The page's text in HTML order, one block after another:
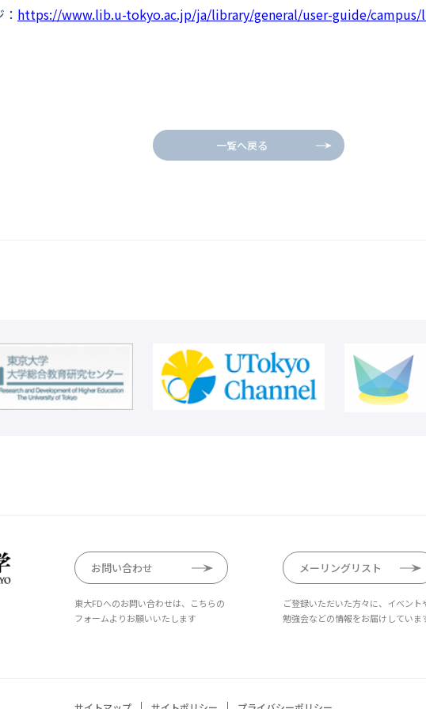
https://www.lib.u-tokyo.ac.jp/ja/library/general/user-guide/campus/
一覧へ戻る
お問い合わせ
東大FDへのお問い合わせは、こちらの
フォームよりお願いいたします
メーリングリスト
ご登録いただいた方々に、イベント
勉強会などの情報をお届けしていま